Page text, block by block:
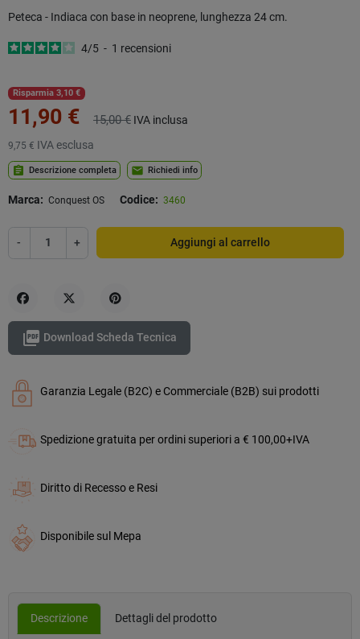
Peteca - Indiaca con base in neoprene, lunghezza 24 cm.
4/5 - 1 recensioni
Risparmia 3,10 €
11,90 € 15,00 € IVA inclusa
9,75 € IVA esclusa
assignment Descrizione completa mail Richiedi info
Marca: Conquest OS Codice: 3460
- + Aggiungi al carrello
 Download Scheda Tecnica
Garanzia Legale (B2C) e Commerciale (B2B) sui prodotti
Spedizione gratuita per ordini superiori a € 100,00+IVA
Diritto di Recesso e Resi
Disponibile sul Mepa
Descrizione Dettagli del prodotto